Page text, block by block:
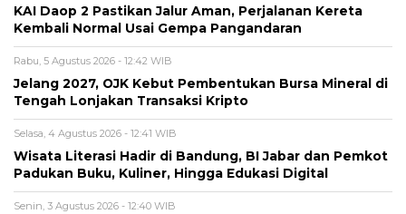
KAI Daop 2 Pastikan Jalur Aman, Perjalanan Kereta
Kembali Normal Usai Gempa Pangandaran
Rabu, 5 Agustus 2026 - 12:42 WIB
Jelang 2027, OJK Kebut Pembentukan Bursa Mineral di
Tengah Lonjakan Transaksi Kripto
Selasa, 4 Agustus 2026 - 12:41 WIB
Wisata Literasi Hadir di Bandung, BI Jabar dan Pemkot
Padukan Buku, Kuliner, Hingga Edukasi Digital
Senin, 3 Agustus 2026 - 12:40 WIB